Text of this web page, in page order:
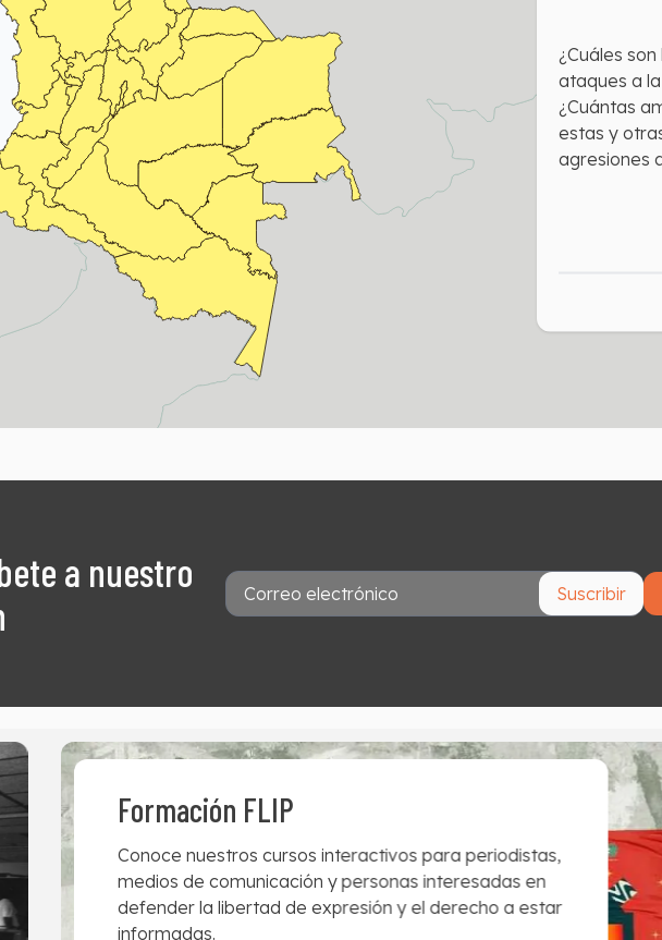
¿Cuáles
ataques a
¿Cuántas
estas y
agresiones
a nuestro
Suscribir
Formación FLIP
Conoce nuestros cursos interactivos para periodistas,
medios de comunicación y personas interesadas en
defender la libertad de expresión y el derecho a estar
informadas.